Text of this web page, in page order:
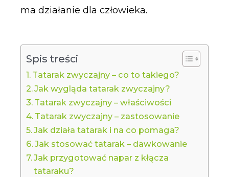
ma działanie dla człowieka.
Spis treści
Tatarak zwyczajny – co to takiego?
Jak wygląda tatarak zwyczajny?
Tatarak zwyczajny – właściwości
Tatarak zwyczajny – zastosowanie
Jak działa tatarak i na co pomaga?
Jak stosować tatarak – dawkowanie
Jak przygotować napar z kłącza
tataraku?